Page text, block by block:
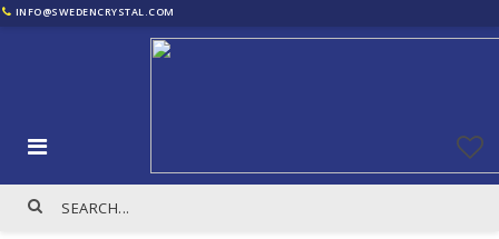
INFO@SWEDENCRYSTAL.COM